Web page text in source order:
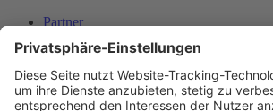
Partner
Datenschutz
Impressum
AGB
Karriere